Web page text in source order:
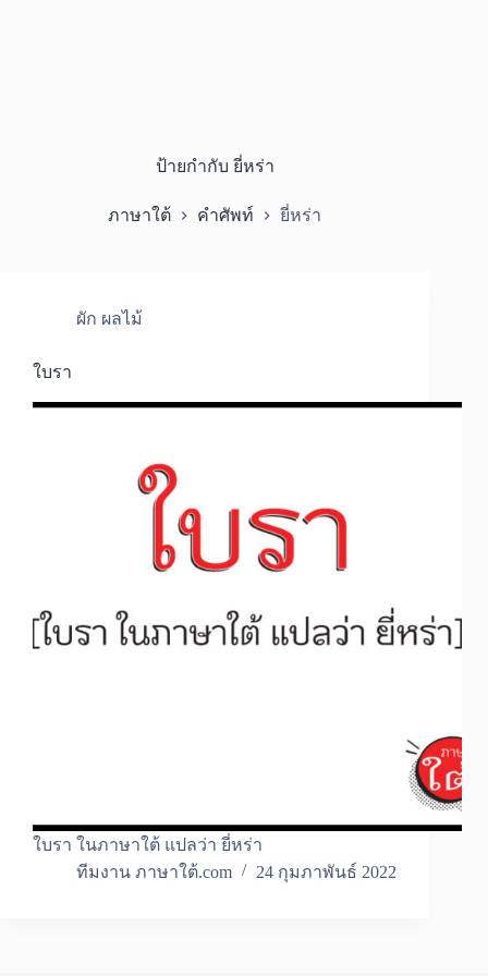
ป้ายกำกับ ยี่หร่า
ภาษาใต้ คำศัพท์ ยี่หร่า
ผัก ผลไม้
ใบรา
ใบรา ในภาษาใต้ แปลว่า ยี่หร่า
ทีมงาน ภาษาใต้.com
24 กุมภาพันธ์ 2022